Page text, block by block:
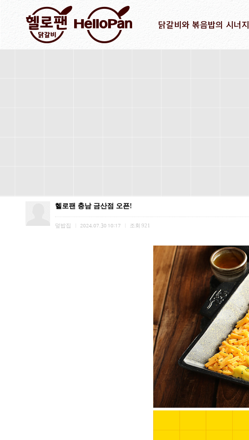
닭갈비와 볶음밥의 시너지
헬로팬 충남 금산점 오픈!
덮밥집 2024.07.30 10:17 조회 921